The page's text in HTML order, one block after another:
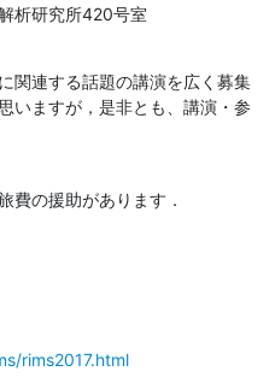
研究所420号室
関連する話題の講演を広く募集
いますが，是非とも、講演・参
費の援助があります．
rims2017.html